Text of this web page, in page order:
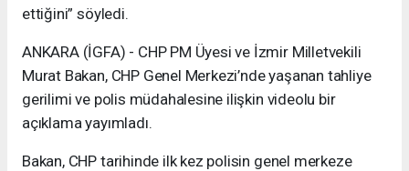
ettiğini” söyledi.
ANKARA (İGFA) - CHP PM Üyesi ve İzmir Milletvekili
Murat Bakan, CHP Genel Merkezi’nde yaşanan tahliye
gerilimi ve polis müdahalesine ilişkin videolu bir
açıklama yayımladı.
Bakan, CHP tarihinde ilk kez polisin genel merkeze